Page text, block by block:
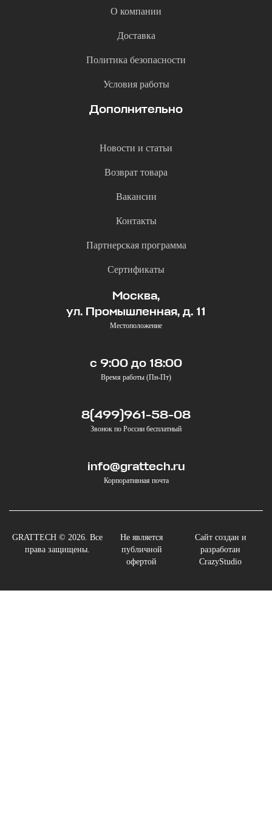
О компании
Доставка
Политика безопасности
Условия работы
Дополнительно
Новости и статьи
Возврат товара
Вакансии
Контакты
Партнерская программа
Сертификаты
Москва,
ул. Промышленная, д. 11
Местоположение
с 9:00 до 18:00
Время работы (Пн-Пт)
8(499)961-58-08
Звонок по России бесплатный
info@grattech.ru
Корпоративная почта
GRATTECH © 2026. Все
права защищены.
Не является
публичной
офертой
Сайт создан и
разработан
CrazyStudio